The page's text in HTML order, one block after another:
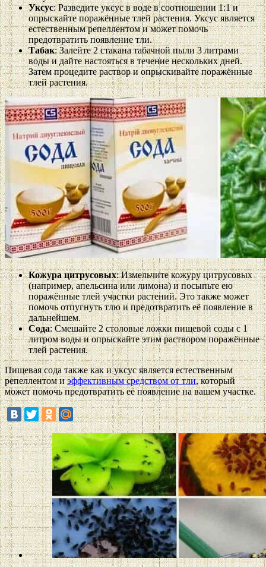
Уксус: Разведите уксус в воде в соотношении 1:1 и
опрыскайте поражённые тлей растения. Уксус является
естественным репеллентом и может помочь
предотвратить появление тли.
Табак: Залейте 2 стакана табачной пыли 3 литрами
воды и дайте настояться в течение нескольких дней.
Затем процедите раствор и опрыскивайте поражённые
тлей растения.
Кожура цитрусовых: Измельчите кожуру цитрусовых
(например, апельсина или лимона) и посыпьте ею
поражённые тлей участки растений. Это также может
помочь отпугнуть тлю и предотвратить её появление в
дальнейшем.
Сода: Смешайте 2 столовые ложки пищевой соды с 1
литром воды и опрыскайте этим раствором поражённые
тлей растения.
Пищевая сода также как и уксус является естественным
репеллентом иэффективным средством от тли, который
может помочь предотвратить её появление на вашем участке.